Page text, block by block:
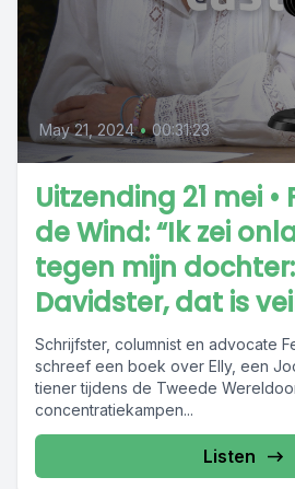
May 21, 2024 • 00:31:23
Uitzending 21 mei
de Wind: “Ik zei
tegen mijn
Davidster, dat is
Schrijfster, columnist en advocate
schreef een boek over Elly, een
tiener tijdens de Tweede
concentratiekampen...
Listen